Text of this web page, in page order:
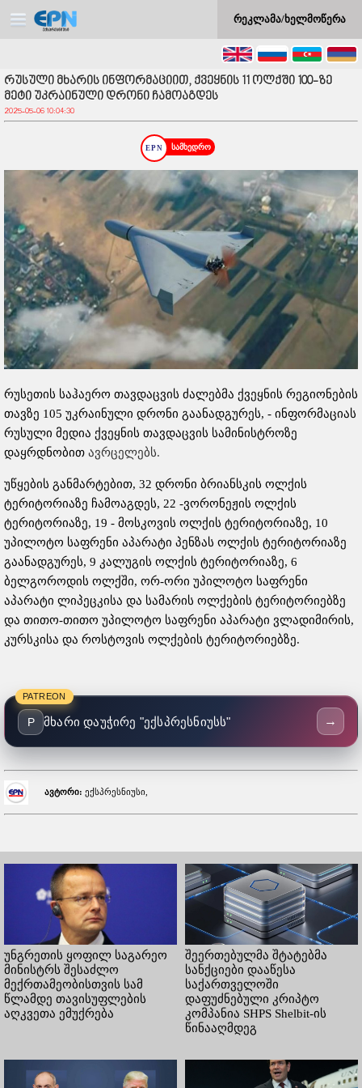
რეკლამა/ხელმოწერა
რუსული მხარის ინფორმაციით, ქვეყნის 11 ოლქში 100-ზე
მეტი უკრაინული დრონი ჩამოაგდეს
2025-05-06 10:04:30
სამხედრო
რუსეთის საჰაერო თავდაცვის ძალებმა ქვეყნის რეგიონების
თავზე 105 უკრაინული დრონი გაანადგურეს, - ინფორმაციას
რუსული მედია ქვეყნის თავდაცვის სამინისტროზე
დაყრდნობით ავრცელებს.
უწყების განმარტებით, 32 დრონი ბრიანსკის ოლქის
ტერიტორიაზე ჩამოაგდეს, 22 -ვორონეჟის ოლქის
ტერიტორიაზე, 19 - მოსკოვის ოლქის ტერიტორიაზე, 10
უპილოტო საფრენი აპარატი პენზას ოლქის ტერიტორიაზე
გაანადგურეს, 9 კალუგის ოლქის ტერიტორიაზე, 6
ბელგოროდის ოლქში, ორ-ორი უპილოტო საფრენი
აპარატი ლიპეცკისა და სამარის ოლქების ტერიტორიებზე
და თითო-თითო უპილოტო საფრენი აპარატი ვლადიმირის,
კურსკისა და როსტოვის ოლქების ტერიტორიებზე.
PATREON
P მხარი დაუჭირე "ექსპრესნიუსს" →
ავტორი: ექსპრესნიუსი,
უნგრეთის ყოფილ საგარეო
მინისტრს შესაძლო
მექრთამეობისთვის სამ
წლამდე თავისუფლების
აღკვეთა ემუქრება
შეერთებულმა შტატებმა
სანქციები დააწესა
საქართველოში
დაფუძნებული კრიპტო
კომპანია SHPS Shelbit-ის
წინააღმდეგ